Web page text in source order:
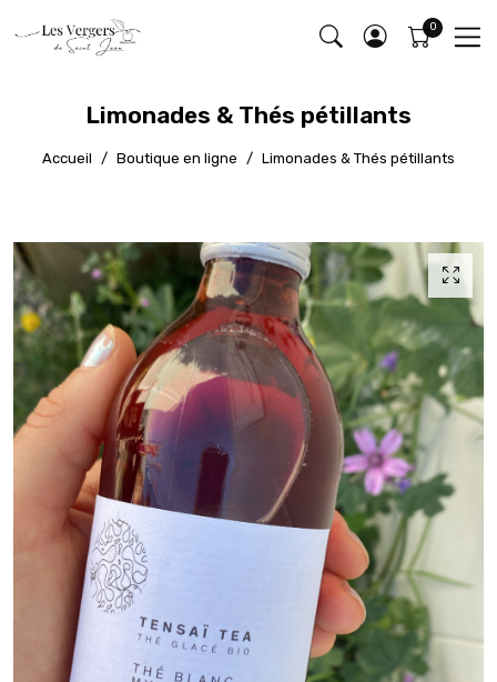
Limonades & Thés pétillants
Accueil Boutique en ligne Limonades & Thés pétillants